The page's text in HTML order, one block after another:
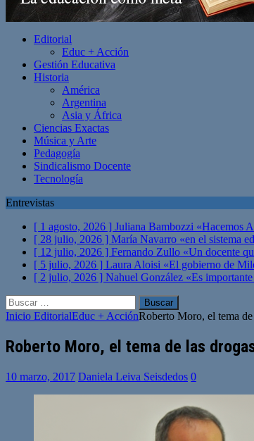
Editorial
Educ + Acción
Gestión Educativa
Historia
América
Argentina
Asia y África
Ciencias Exactas
Música y Arte
Pedagogía
Sindicalismo Docente
Tecnología
Entrevistas
[ 1 agosto, 2026 ] Juliana Bambozzi «Hacemos
[ 28 julio, 2026 ] María Navarro «en el sistema
[ 12 julio, 2026 ] Fernando Zullo «Un docente
[ 5 julio, 2026 ] Laura Aloisi «El gobierno de
[ 2 julio, 2026 ] Nahuel González «Es
Buscar:
Inicio EditorialEduc + AcciónRoberto Moro, el tema
Roberto Moro, el tema de las
10 marzo, 2017 Daniela Leiva Seisdedos 0